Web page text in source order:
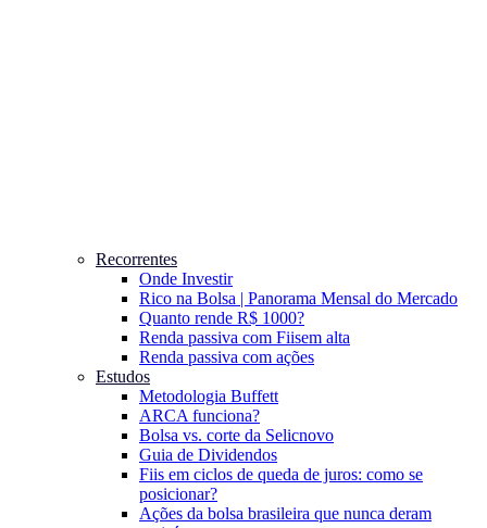
Recorrentes
Onde Investir
Rico na Bolsa | Panorama Mensal do Mercado
Quanto rende R$ 1000?
Renda passiva com Fiisem alta
Renda passiva com ações
Estudos
Metodologia Buffett
ARCA funciona?
Bolsa vs. corte da Selicnovo
Guia de Dividendos
Fiis em ciclos de queda de juros: como se
posicionar?
Ações da bolsa brasileira que nunca deram